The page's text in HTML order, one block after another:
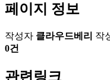
페이지 정보
작성자 클라우드베리 작
0건
관련링크